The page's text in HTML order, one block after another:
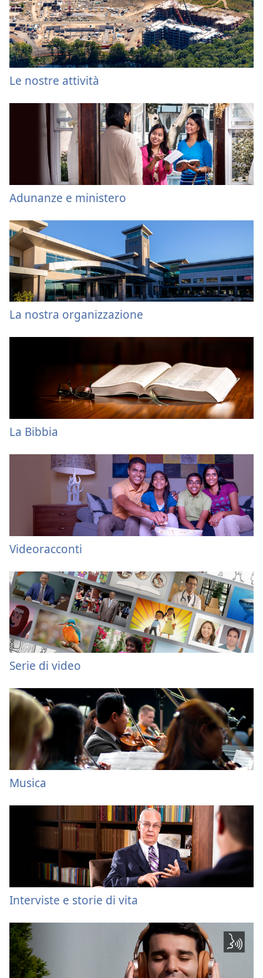
Le nostre attività
Adunanze e ministero
La nostra organizzazione
La Bibbia
Videoracconti
Serie di video
Musica
Interviste e storie di vita